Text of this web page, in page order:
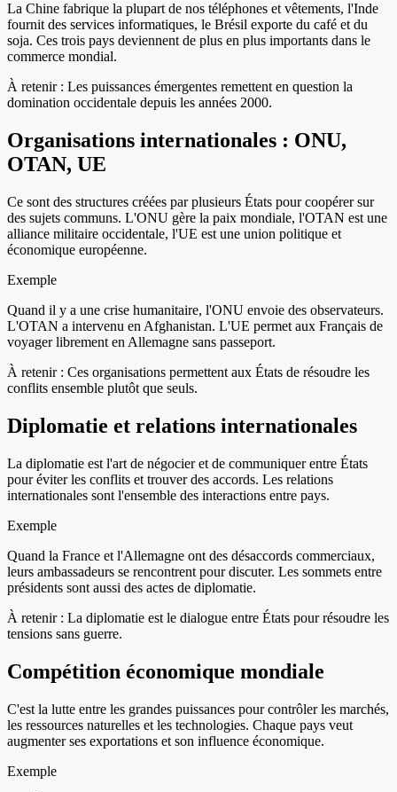
La Chine fabrique la plupart de nos téléphones et vêtements, l'Inde
fournit des services informatiques, le Brésil exporte du café et du
soja. Ces trois pays deviennent de plus en plus importants dans le
commerce mondial.
À retenir : Les puissances émergentes remettent en question la
domination occidentale depuis les années 2000.
Organisations internationales : ONU,
OTAN, UE
Ce sont des structures créées par plusieurs États pour coopérer sur
des sujets communs. L'ONU gère la paix mondiale, l'OTAN est une
alliance militaire occidentale, l'UE est une union politique et
économique européenne.
Exemple
Quand il y a une crise humanitaire, l'ONU envoie des observateurs.
L'OTAN a intervenu en Afghanistan. L'UE permet aux Français de
voyager librement en Allemagne sans passeport.
À retenir : Ces organisations permettent aux États de résoudre les
conflits ensemble plutôt que seuls.
Diplomatie et relations internationales
La diplomatie est l'art de négocier et de communiquer entre États
pour éviter les conflits et trouver des accords. Les relations
internationales sont l'ensemble des interactions entre pays.
Exemple
Quand la France et l'Allemagne ont des désaccords commerciaux,
leurs ambassadeurs se rencontrent pour discuter. Les sommets entre
présidents sont aussi des actes de diplomatie.
À retenir : La diplomatie est le dialogue entre États pour résoudre les
tensions sans guerre.
Compétition économique mondiale
C'est la lutte entre les grandes puissances pour contrôler les marchés,
les ressources naturelles et les technologies. Chaque pays veut
augmenter ses exportations et son influence économique.
Exemple